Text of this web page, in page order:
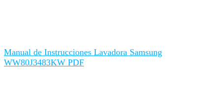
Manual de Instrucciones Lavadora Samsung
WW80J3483KW PDF